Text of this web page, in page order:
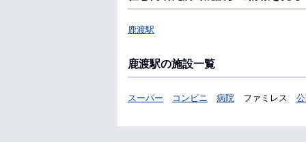
鹿渡駅
鹿渡駅の施設一覧
スーパー コンビニ 病院 ファミレス